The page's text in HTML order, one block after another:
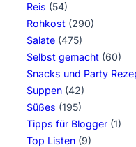
Reis (54)
Rohkost (290)
Salate (475)
Selbst gemacht (60)
Snacks und Party
Suppen (42)
Süßes (195)
Tipps für Blogger (1)
Top Listen (9)